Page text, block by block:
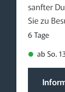
sanfter
Sie zu
6 Tage
ab So.